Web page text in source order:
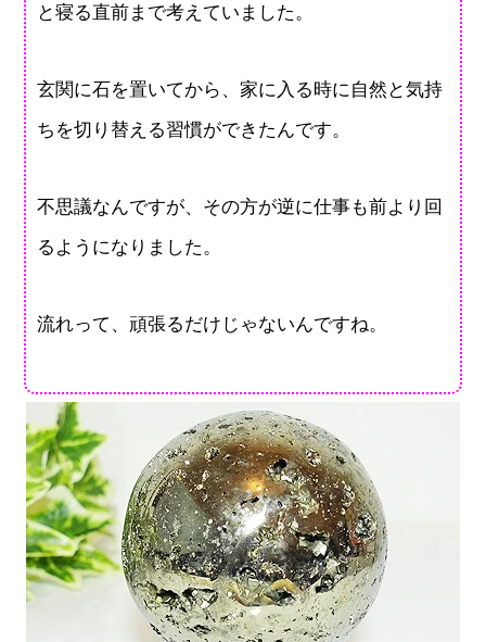
と寝る直前まで考えていました。
玄関に石を置いてから、家に入る時に自然と気持
ちを切り替える習慣ができたんです。
不思議なんですが、その方が逆に仕事も前より回
るようになりました。
流れって、頑張るだけじゃないんですね。